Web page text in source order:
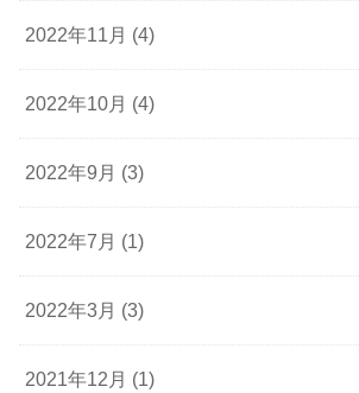
2022年11月 (4)
2022年10月 (4)
2022年9月 (3)
2022年7月 (1)
2022年3月 (3)
2021年12月 (1)